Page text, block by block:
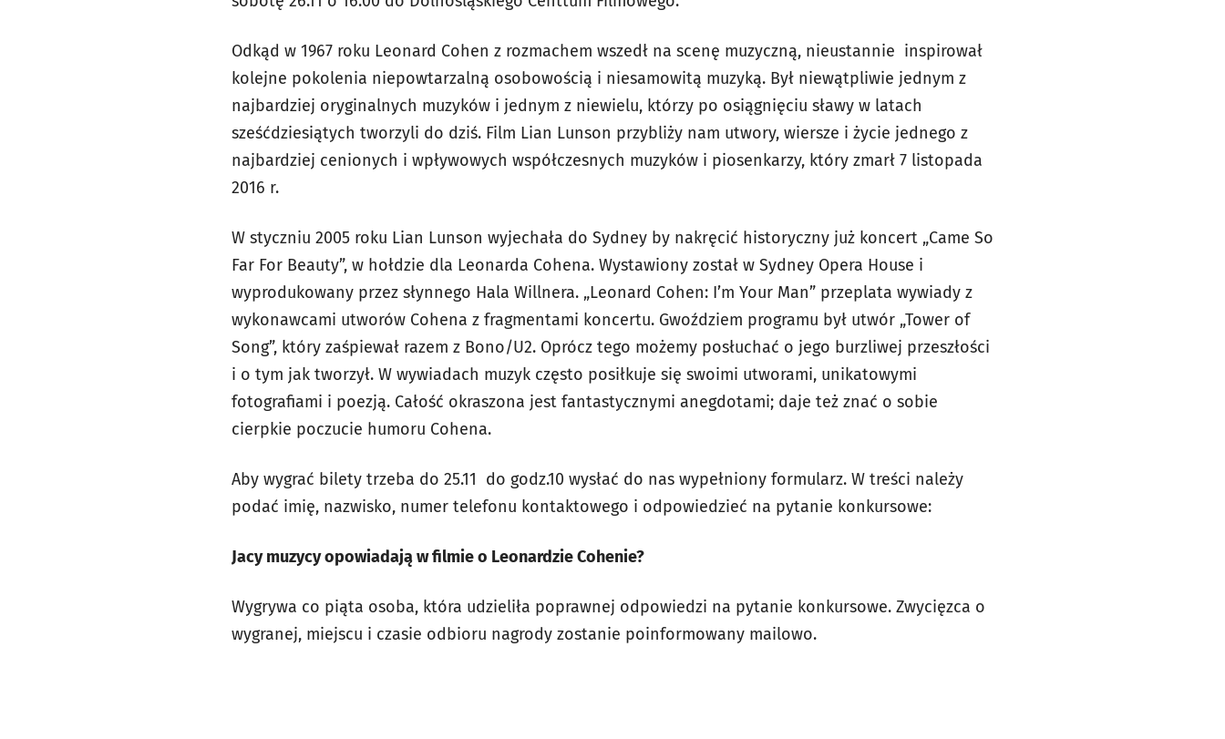
Odkąd w 1967 roku Leonard Cohen z rozmachem wszedł na scenę muzyczną, nieustannie inspirował
kolejne pokolenia niepowtarzalną osobowością i niesamowitą muzyką. Był niewątpliwie jednym z
najbardziej oryginalnych muzyków i jednym z niewielu, którzy po osiągnięciu sławy w latach
sześćdziesiątych tworzyli do dziś. Film Lian Lunson przybliży nam utwory, wiersze i życie jednego z
najbardziej cenionych i wpływowych współczesnych muzyków i piosenkarzy, który zmarł 7 listopada
2016 r.
W styczniu 2005 roku Lian Lunson wyjechała do Sydney by nakręcić historyczny już koncert „Came So
Far For Beauty”, w hołdzie dla Leonarda Cohena. Wystawiony został w Sydney Opera House i
wyprodukowany przez słynnego Hala Willnera. „Leonard Cohen: I’m Your Man” przeplata wywiady z
wykonawcami utworów Cohena z fragmentami koncertu. Gwoździem programu był utwór „Tower of
Song”, który zaśpiewał razem z Bono/U2. Oprócz tego możemy posłuchać o jego burzliwej przeszłości
i o tym jak tworzył. W wywiadach muzyk często posiłkuje się swoimi utworami, unikatowymi
fotografiami i poezją. Całość okraszona jest fantastycznymi anegdotami; daje też znać o sobie
cierpkie poczucie humoru Cohena.
Aby wygrać bilety trzeba do 25.11 do godz.10 wysłać do nas wypełniony formularz. W treści należy
podać imię, nazwisko, numer telefonu kontaktowego i odpowiedzieć na pytanie konkursowe:
Jacy muzycy opowiadają w filmie o Leonardzie Cohenie?
Wygrywa co piąta osoba, która udzieliła poprawnej odpowiedzi na pytanie konkursowe. Zwycięzca o
wygranej, miejscu i czasie odbioru nagrody zostanie poinformowany mailowo.